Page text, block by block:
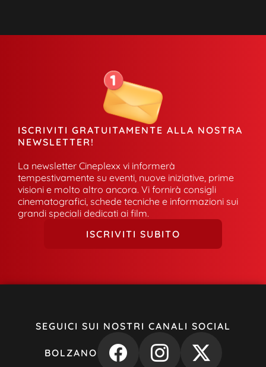
ISCRIVITI GRATUITAMENTE ALLA NOSTRA
NEWSLETTER!
La newsletter Cineplexx vi informerà
tempestivamente su eventi, nuove iniziative, prime
visioni e molto altro ancora. Vi fornirà consigli
cinematografici, schede tecniche e informazioni sui
grandi speciali dedicati ai film.
ISCRIVITI SUBITO
SEGUICI SUI NOSTRI CANALI SOCIAL
BOLZANO